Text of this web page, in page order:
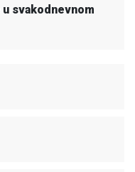
svakodnevnom